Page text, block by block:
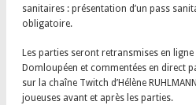
sanitaires : présentation d’un pass
obligatoire.
Les parties seront retransmises en ligne
Domloupéen et commentées en direct
sur la chaîne Twitch d’Hélène
joueuses avant et après les parties.